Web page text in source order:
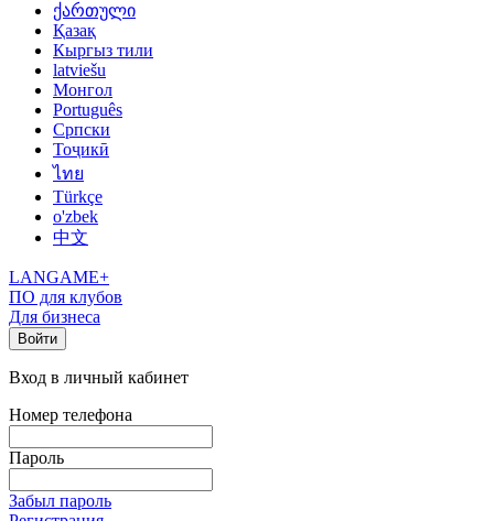
ქართული
Қазақ
Кыргыз тили
latviešu
Монгол
Português
Српски
Тоҷикӣ
ไทย
Türkçe
o'zbek
中文
LANGAME+
ПО для клубов
Для бизнеса
Войти
Вход в личный кабинет
Номер телефона
Пароль
Забыл пароль